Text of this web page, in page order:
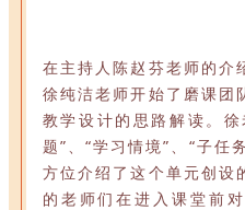
在主持人陈赵芬老师的介
徐纯洁老师开始了磨课团
教学设计的思路解读。
题”、“学习情境”、“子任
方位介绍了这个单元创设
的老师们在进入课堂前